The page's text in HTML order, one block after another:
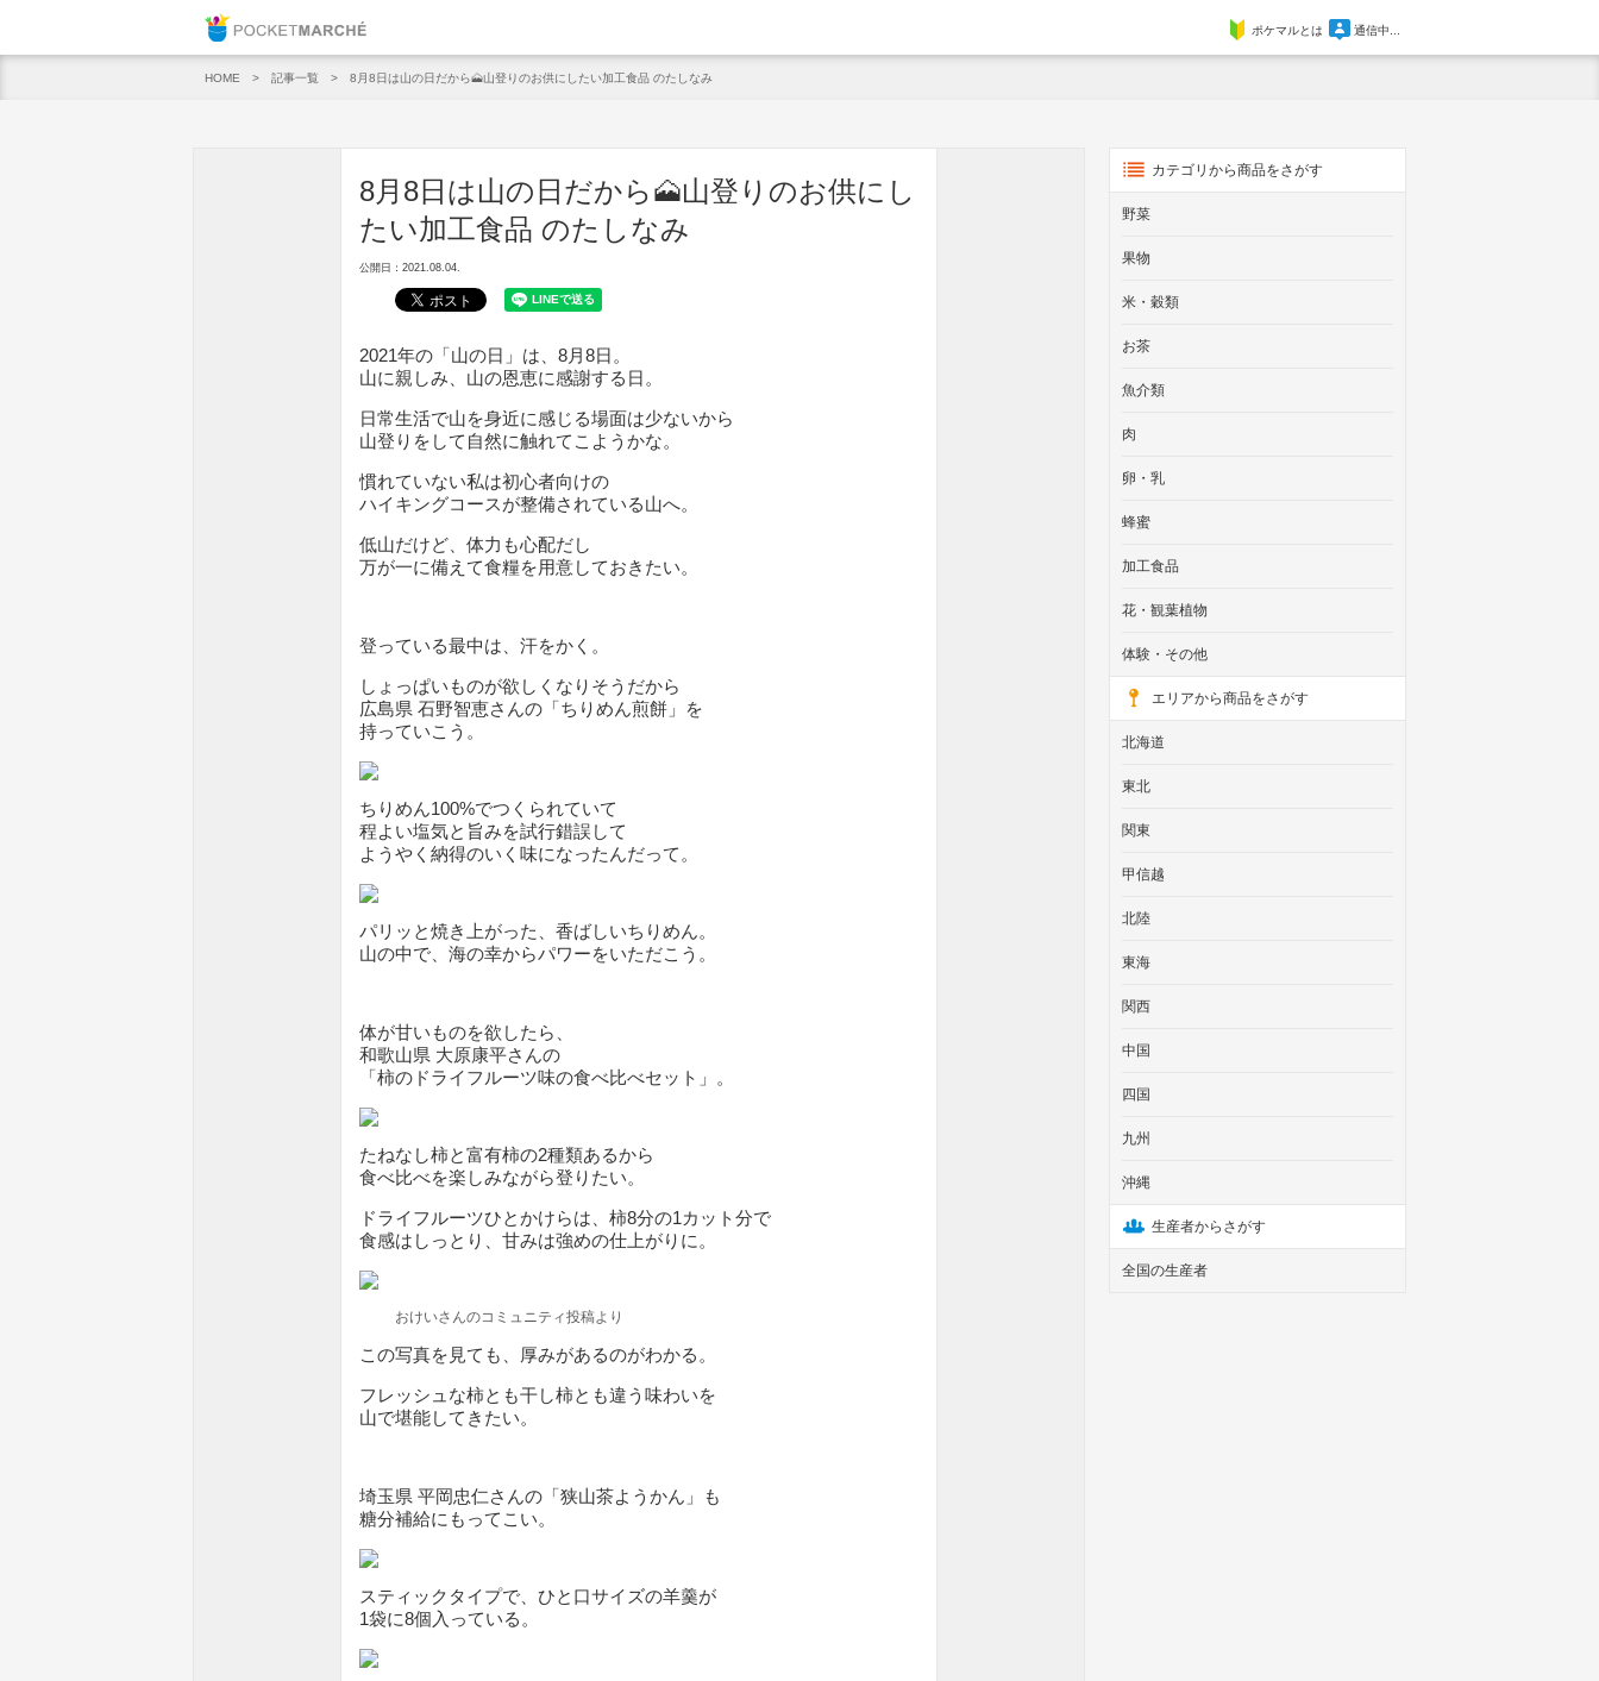
ポケマルとは 通信中...
HOME 記事一覧 8月8日は山の日だから🗻山登りのお供にしたい加工食品 のたしなみ
8月8日は山の日だから🗻山登りのお供にし
たい加工食品 のたしなみ
公開日：2021.08.04.
2021年の「山の日」は、8月8日。
山に親しみ、山の恩恵に感謝する日。
日常生活で山を身近に感じる場面は少ないから
山登りをして自然に触れてこようかな。
慣れていない私は初心者向けの
ハイキングコースが整備されている山へ。
低山だけど、体力も心配だし
万が一に備えて食糧を用意しておきたい。
登っている最中は、汗をかく。
しょっぱいものが欲しくなりそうだから
広島県 石野智恵さんの「ちりめん煎餅」を
持っていこう。
ちりめん100%でつくられていて
程よい塩気と旨みを試行錯誤して
ようやく納得のいく味になったんだって。
パリッと焼き上がった、香ばしいちりめん。
山の中で、海の幸からパワーをいただこう。
体が甘いものを欲したら、
和歌山県 大原康平さんの
「柿のドライフルーツ味の食べ比べセット」。
たねなし柿と富有柿の2種類あるから
食べ比べを楽しみながら登りたい。
ドライフルーツひとかけらは、柿8分の1カット分で
食感はしっとり、甘みは強めの仕上がりに。
おけいさんのコミュニティ投稿より
この写真を見ても、厚みがあるのがわかる。
フレッシュな柿とも干し柿とも違う味わいを
山で堪能してきたい。
埼玉県 平岡忠仁さんの「狭山茶ようかん」も
糖分補給にもってこい。
スティックタイプで、ひと口サイズの羊羹が
1袋に8個入っている。
カテゴリから商品をさがす
野菜
果物
米・穀類
お茶
魚介類
肉
卵・乳
蜂蜜
加工食品
花・観葉植物
体験・その他
エリアから商品をさがす
北海道
東北
関東
甲信越
北陸
東海
関西
中国
四国
九州
沖縄
生産者からさがす
全国の生産者